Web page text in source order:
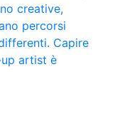
creative,
percorsi
Capire
artist è